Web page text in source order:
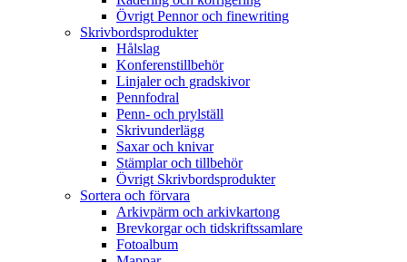
Övrigt Pennor och finewriting
Skrivbordsprodukter
Hålslag
Konferenstillbehör
Linjaler och gradskivor
Pennfodral
Penn- och prylställ
Skrivunderlägg
Saxar och knivar
Stämplar och tillbehör
Övrigt Skrivbordsprodukter
Sortera och förvara
Arkivpärm och arkivkartong
Brevkorgar och tidskriftssamlare
Fotoalbum